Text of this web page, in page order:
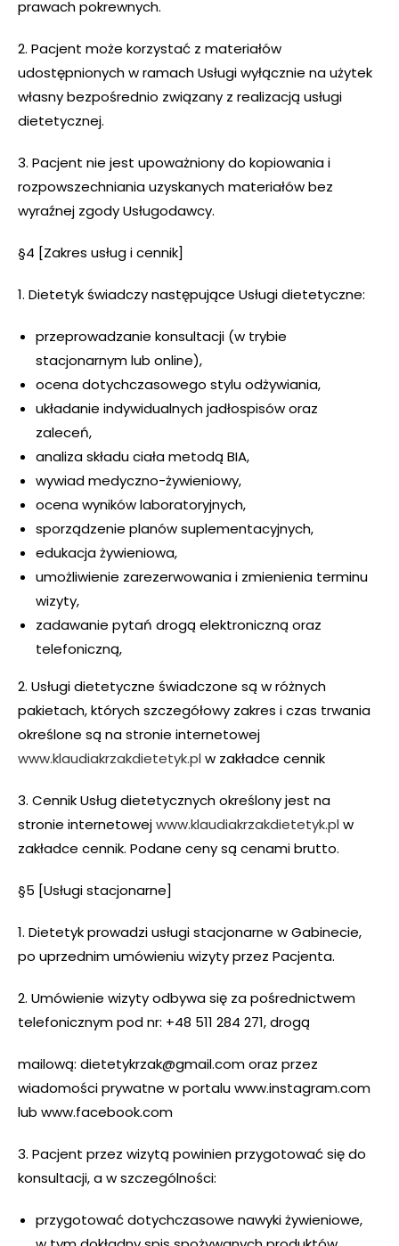
prawach pokrewnych.
2. Pacjent może korzystać z materiałów
udostępnionych w ramach Usługi wyłącznie na użytek
własny bezpośrednio związany z realizacją usługi
dietetycznej.
3. Pacjent nie jest upoważniony do kopiowania i
rozpowszechniania uzyskanych materiałów bez
wyraźnej zgody Usługodawcy.
§4 [Zakres usług i cennik]
1. Dietetyk świadczy następujące Usługi dietetyczne:
przeprowadzanie konsultacji (w trybie
stacjonarnym lub online),
ocena dotychczasowego stylu odżywiania,
układanie indywidualnych jadłospisów oraz
zaleceń,
analiza składu ciała metodą BIA,
wywiad medyczno-żywieniowy,
ocena wyników laboratoryjnych,
sporządzenie planów suplementacyjnych,
edukacja żywieniowa,
umożliwienie zarezerwowania i zmienienia terminu
wizyty,
zadawanie pytań drogą elektroniczną oraz
telefoniczną,
2. Usługi dietetyczne świadczone są w różnych
pakietach, których szczegółowy zakres i czas trwania
określone są na stronie internetowej
www.klaudiakrzakdietetyk.pl w zakładce cennik
3. Cennik Usług dietetycznych określony jest na
stronie internetowejwww.klaudiakrzakdietetyk.pl w
zakładce cennik. Podane ceny są cenami brutto.
§5 [Usługi stacjonarne]
1. Dietetyk prowadzi usługi stacjonarne w Gabinecie,
po uprzednim umówieniu wizyty przez Pacjenta.
2. Umówienie wizyty odbywa się za pośrednictwem
telefonicznym pod nr: +48 511 284 271, drogą
mailową: dietetykrzak@gmail.com oraz przez
wiadomości prywatne w portalu www.instagram.com
lub www.facebook.com
3. Pacjent przez wizytą powinien przygotować się do
konsultacji, a w szczególności:
przygotować dotychczasowe nawyki żywieniowe,